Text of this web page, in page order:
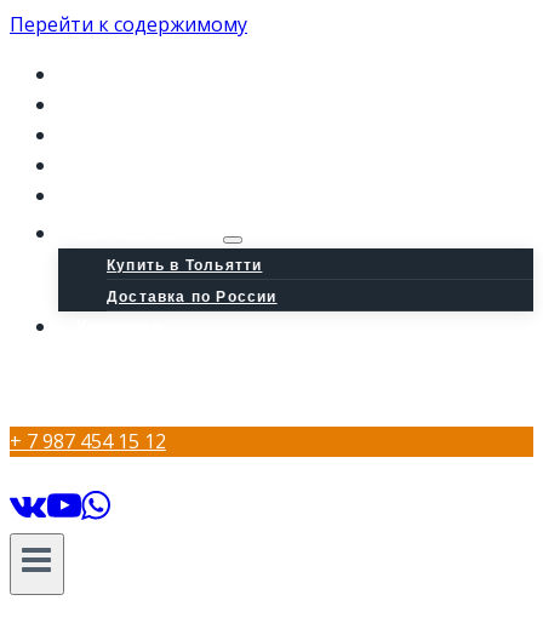
Перейти к содержимому
Купить в Тольятти
Доставка по России
+ 7 987 454 15 12
+7 987 454 15 12